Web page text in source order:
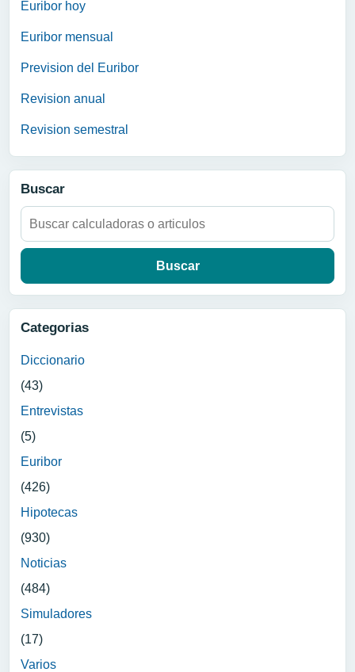
Euribor hoy
Euribor mensual
Prevision del Euribor
Revision anual
Revision semestral
Buscar
Buscar:
Categorias
Diccionario
(43)
Entrevistas
(5)
Euribor
(426)
Hipotecas
(930)
Noticias
(484)
Simuladores
(17)
Varios